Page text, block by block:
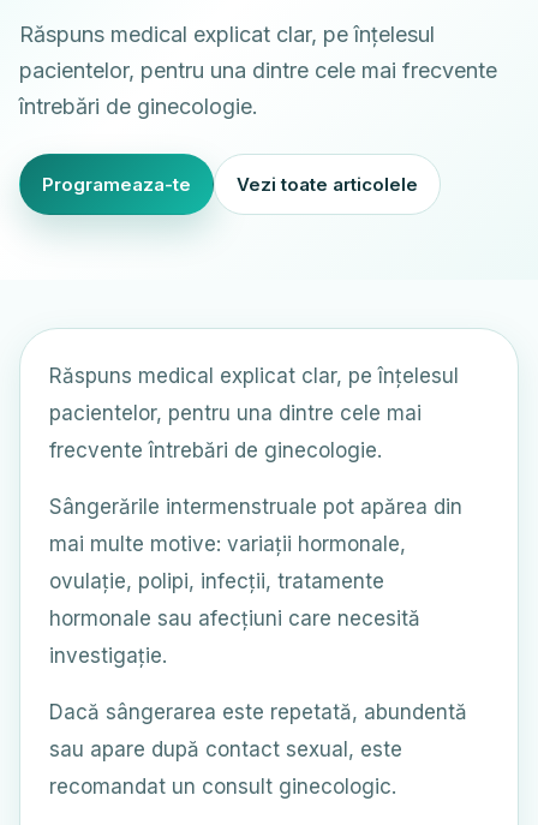
Răspuns medical explicat clar, pe înțelesul
pacientelor, pentru una dintre cele mai frecvente
întrebări de ginecologie.
Programeaza-te Vezi toate articolele
Răspuns medical explicat clar, pe înțelesul
pacientelor, pentru una dintre cele mai
frecvente întrebări de ginecologie.
Sângerările intermenstruale pot apărea din
mai multe motive: variații hormonale,
ovulație, polipi, infecții, tratamente
hormonale sau afecțiuni care necesită
investigație.
Dacă sângerarea este repetată, abundentă
sau apare după contact sexual, este
recomandat un consult ginecologic.